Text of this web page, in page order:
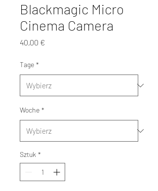
Blackmagic Micro
Cinema Camera
40,00 €
Tage *
Woche *
Sztuk *